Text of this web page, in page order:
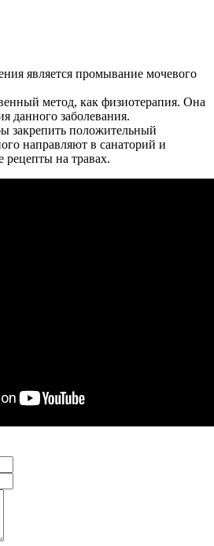
является промывание мочевого
метод, как физиотерапия. Она
данного заболевания.
закрепить положительный
направляют в санаторий и
на травах.